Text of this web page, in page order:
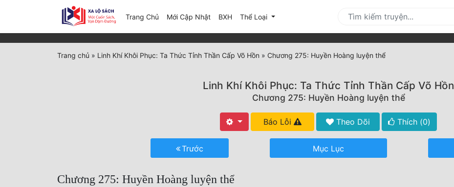
Trang Chủ Mới Cập Nhật(current)
BXH Thể Loại
Trang chủ » Linh Khí Khôi Phục: Ta Thức Tỉnh Thần Cấp Võ Hồn » Chương 275: Huyền Hoàng luyện thể
Linh Khí Khôi Phục: Ta Thức Tỉnh Thần Cấp Võ Hồn
Chương 275: Huyền Hoàng luyện thể
Báo Lỗi Theo Dõi Thích (0)
Trước Mục Lục
Chương 275: Huyền Hoàng luyện thể